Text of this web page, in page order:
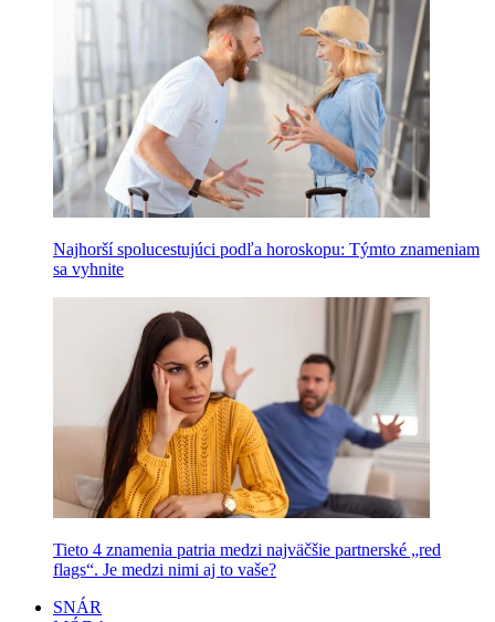
Najhorší spolucestujúci podľa horoskopu: Týmto znameniam
sa vyhnite
Tieto 4 znamenia patria medzi najväčšie partnerské „red
flags“. Je medzi nimi aj to vaše?
SNÁR